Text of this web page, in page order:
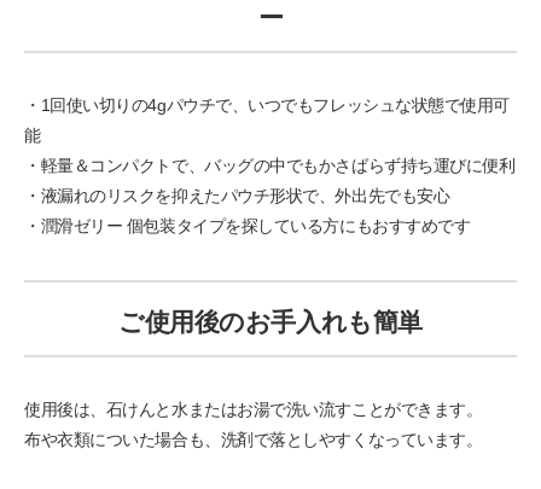
ー
・1回使い切りの4gパウチで、いつでもフレッシュな状態で使用可
能
・軽量＆コンパクトで、バッグの中でもかさばらず持ち運びに便利
・液漏れのリスクを抑えたパウチ形状で、外出先でも安心
・潤滑ゼリー 個包装タイプを探している方にもおすすめです
ご使用後のお手入れも簡単
使用後は、石けんと水またはお湯で洗い流すことができます。
布や衣類についた場合も、洗剤で落としやすくなっています。